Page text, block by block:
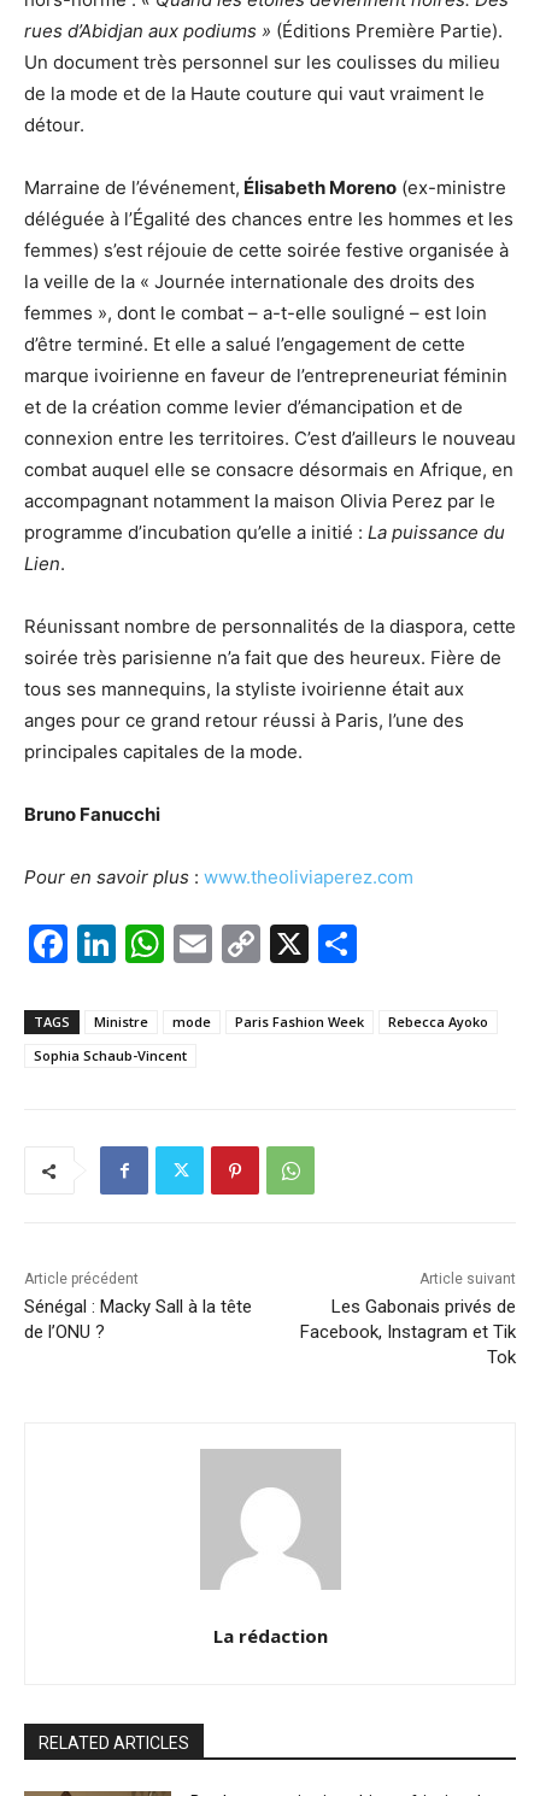
rues d’Abidjan aux podiums » (Éditions Première Partie).
Un document très personnel sur les coulisses du milieu
de la mode et de la Haute couture qui vaut vraiment le
détour.
Marraine de l’événement, Élisabeth Moreno (ex-ministre
déléguée à l’Égalité des chances entre les hommes et les
femmes) s’est réjouie de cette soirée festive organisée à
la veille de la « Journée internationale des droits des
femmes », dont le combat – a-t-elle souligné – est loin
d’être terminé. Et elle a salué l’engagement de cette
marque ivoirienne en faveur de l’entrepreneuriat féminin
et de la création comme levier d’émancipation et de
connexion entre les territoires. C’est d’ailleurs le nouveau
combat auquel elle se consacre désormais en Afrique, en
accompagnant notamment la maison Olivia Perez par le
programme d’incubation qu’elle a initié : La puissance du
Lien.
Réunissant nombre de personnalités de la diaspora, cette
soirée très parisienne n’a fait que des heureux. Fière de
tous ses mannequins, la styliste ivoirienne était aux
anges pour ce grand retour réussi à Paris, l’une des
principales capitales de la mode.
Bruno Fanucchi
Pour en savoir plus : www.theoliviaperez.com
F
c
e
Li
k
e
n
W
at
s
p
p
E
ai
C
p
n
X
ta
TAGS Ministre mode Paris Fashion Week
Rebecca Ayoko
Sophia Schaub-Vincent
Article précédent
Sénégal : Macky Sall à la tête
de l’ONU ?
Article suivant
Les Gabonais privés de
Facebook, Instagram et Tik
Tok
La rédaction
RELATED ARTICLES